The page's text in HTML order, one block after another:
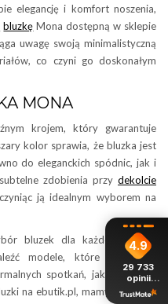
elegancję i komfort noszenia,
bluzkę Mona dostępną w sklepie
uwagę swoją minimalistyczną
co czyni go doskonałym
MONA
krojem, który gwarantuje
kolor sprawia, że bluzka jest
do eleganckich spódnic, jak i
zdobienia przy dekolcie
ją idealnym wyborem na
bluzek dla każdej kobiety.
modele, które doskonale
spotkań, jak i podczas
na ebutik.pl, mamy pewność,
4.9
29 733
opinii
z całego
okresu